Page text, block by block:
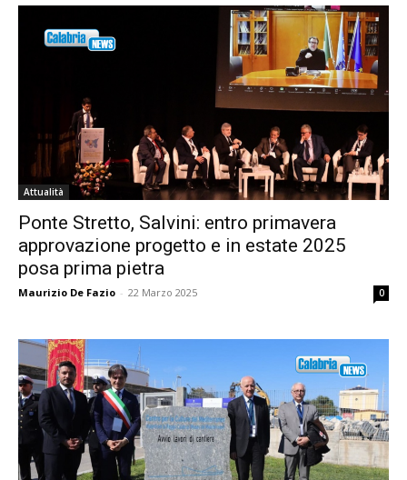
Attualità
Ponte Stretto, Salvini: entro primavera
approvazione progetto e in estate 2025
posa prima pietra
Maurizio De Fazio - 22 Marzo 2025 0